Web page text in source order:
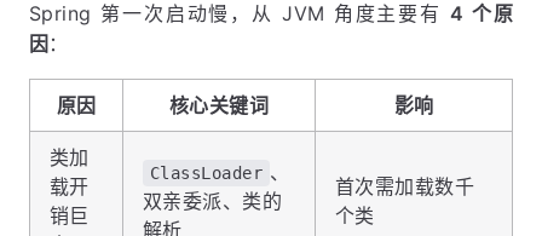
Spring 第一次启动慢，从 JVM 角度主要有4 个原
因 ：
原因 核心关键词 影响
类加
载开
销巨
ClassLoader 、
双亲委派、类的
解析
首次需加载数千
个类